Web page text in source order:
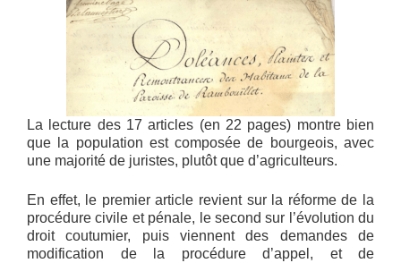
La lecture des 17 articles (en 22 pages) montre bien
que la population est composée de bourgeois, avec
une majorité de juristes, plutôt que d’agriculteurs.
En effet, le premier article revient sur la réforme de la
procédure civile et pénale, le second sur l’évolution du
droit coutumier, puis viennent des demandes de
modification de la procédure d’appel, et de